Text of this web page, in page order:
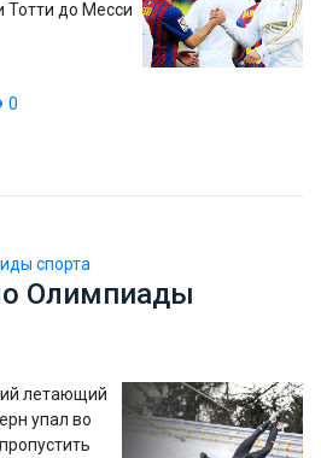
Тотти до Месси
0
спорта
Олимпиады
летающий
упал во